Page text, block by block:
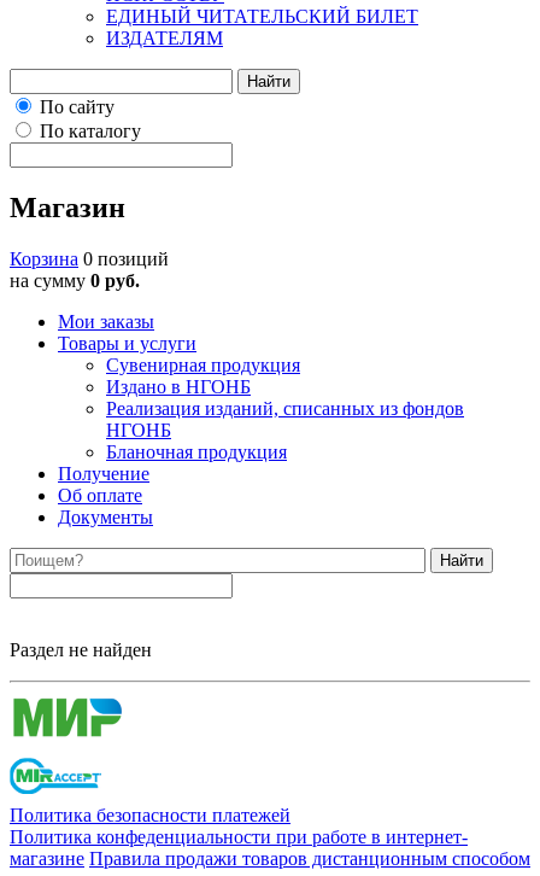
ЕДИНЫЙ ЧИТАТЕЛЬСКИЙ БИЛЕТ
ИЗДАТЕЛЯМ
Найти
По сайту
По каталогу
Магазин
Корзина 0 позиций
на сумму 0 руб.
Мои заказы
Товары и услуги
Сувенирная продукция
Издано в НГОНБ
Реализация изданий, списанных из фондов
НГОНБ
Бланочная продукция
Получение
Об оплате
Документы
Найти
Раздел не найден
Политика безопасности платежей
Политика конфеденциальности при работе в интернет-
магазине Правила продажи товаров дистанционным способом